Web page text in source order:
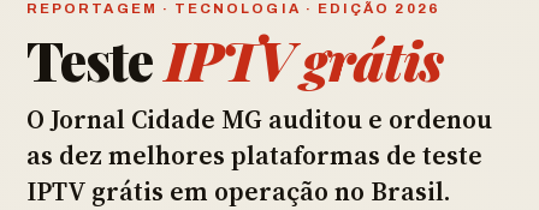
REPORTAGEM · TECNOLOGIA · EDIÇÃO 2026
TesteIPTV grátis
O Jornal Cidade MG auditou e ordenou
as dez melhores plataformas de teste
IPTV grátis em operação no Brasil.